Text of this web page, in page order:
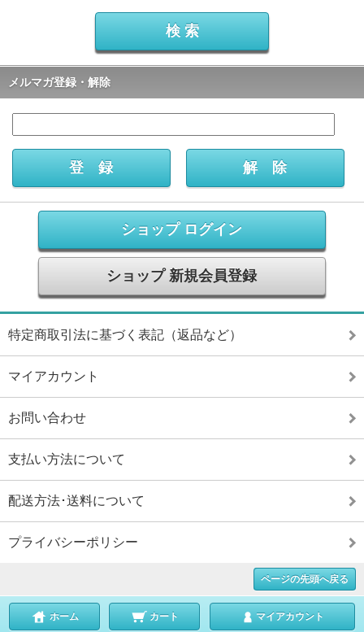
メルマガ登録・解除
ショップ ログイン
ショップ 新規会員登録
特定商取引法に基づく表記（返品など）
マイアカウント
お問い合わせ
支払い方法について
配送方法･送料について
プライバシーポリシー
ページの先頭へ戻る
ホーム カート マイアカウント